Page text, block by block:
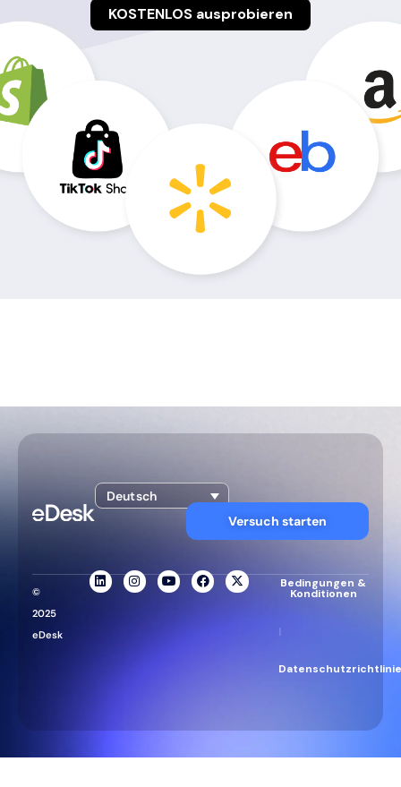
KOSTENLOS ausprobieren
Deutsch
Versuch starten
©
2025
eDesk
Bedingungen &
Konditionen
|
Datenschutzrichtlinie